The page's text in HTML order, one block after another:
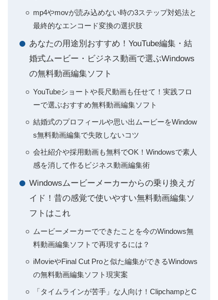
mp4やmovが読み込めない時の3ステップ対処法と
最終的なエンコード変換の選択肢
あなたの用途別おすすめ！YouTube編集・結
婚式ムービー・ビジネス動画で選ぶWindows
の無料動画編集ソフト
YouTubeショートや長尺動画も任せて！実践フロ
ーで選ぶおすすめ無料動画編集ソフト
結婚式のプロフィールや思い出ムービーをWindow
s無料動画編集で失敗しないコツ
会社紹介や採用動画も無料でOK！Windowsで素人
感を消して作るビジネス動画編集術
Windowsムービーメーカーからの乗り換えガ
イド！昔の感覚で使いやすい無料動画編集ソ
フトはこれ
ムービーメーカーでできたことを今のWindows無
料動画編集ソフトで再現するには？
iMovieやFinal Cut Proと似た編集ができるWindows
の無料動画編集ソフト現実案
「タイムラインが苦手」な人向け！ClipchampとC